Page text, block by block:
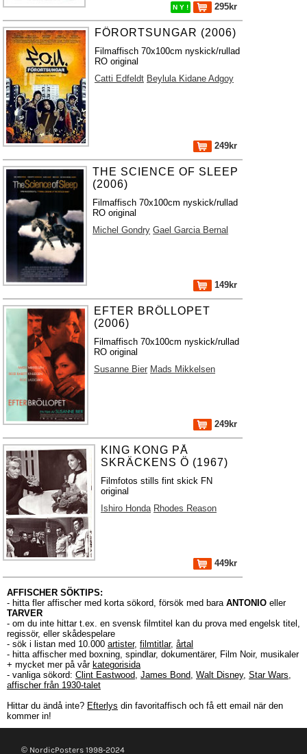
N Y ! 295kr
FÖRORTSUNGAR (2006)
Filmaffisch 70x100cm nyskick/rullad
RO original
Catti Edfeldt Beylula Kidane Adgoy
249kr
THE SCIENCE OF SLEEP
(2006)
Filmaffisch 70x100cm nyskick/rullad
RO original
Michel Gondry Gael Garcia Bernal
149kr
EFTER BRÖLLOPET
(2006)
Filmaffisch 70x100cm nyskick/rullad
RO original
Susanne Bier Mads Mikkelsen
249kr
KING KONG PÅ
SKRÄCKENS Ö (1967)
Filmfotos stills fint skick FN
original
Ishiro Honda Rhodes Reason
449kr
AFFISCHER SÖKTIPS:
- hitta fler affischer med korta sökord, försök med bara ANTONIO eller
TARVER
- om du inte hittar t.ex. en svensk filmtitel kan du prova med engelsk titel,
regissör, eller skådespelare
- sök i listan med 10.000 artister, filmtitlar, årtal
- hitta affischer med boxning, spindlar, dokumentärer, Film Noir, musikaler
+ mycket mer på vår kategorisida
- vanliga sökord: Clint Eastwood, James Bond, Walt Disney, Star Wars,
affischer från 1930-talet
Hittar du ändå inte? Efterlys din favoritaffisch och få ett email när den
kommer in!
© NordicPosters 1998-2024